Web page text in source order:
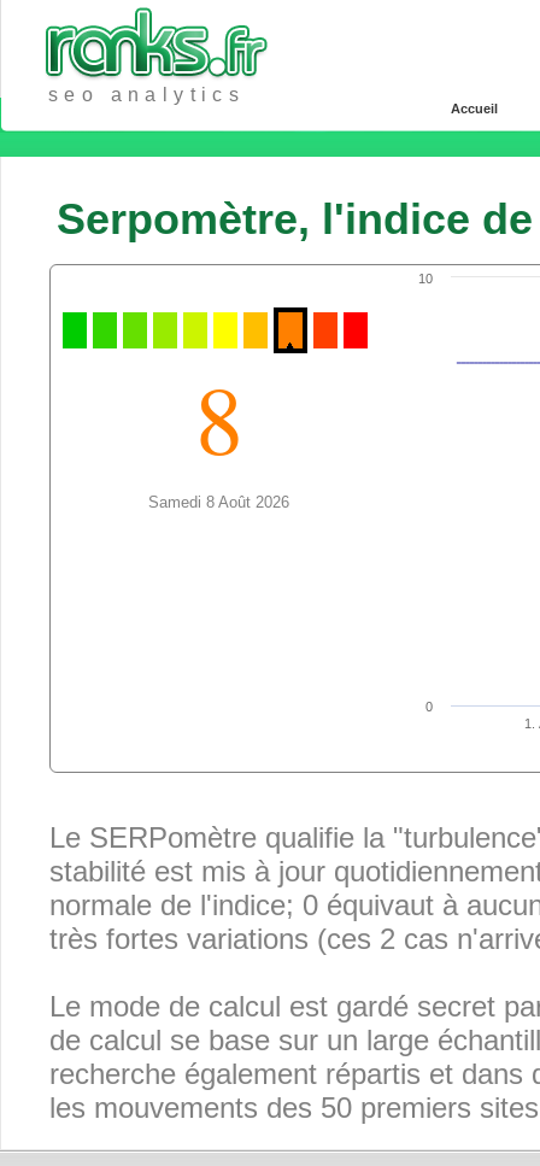
seo analytics
Accueil
Serpomètre, l'indice
8
Samedi 8 Août 2026
1.
0
10
Le SERPomètre qualifie la
stabilité est mis à jour
normale de l'indice; 0 équivaut à
très fortes variations (ces 2 cas
Le mode de calcul est gardé secret
de calcul se base sur un large
recherche également répartis et
les mouvements des 50 premiers